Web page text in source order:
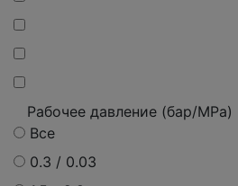
Рабочее давление (бар/MPa)
Все
0.3 / 0.03